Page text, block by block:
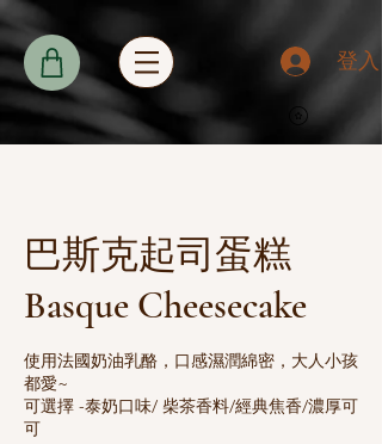
登入
巴斯克起司蛋糕
Basque Cheesecake
使用法國奶油乳酪，口感濕潤綿密，大人小孩
都愛~
可選擇 -泰奶口味/ 柴茶香料/經典焦香/濃厚可
可